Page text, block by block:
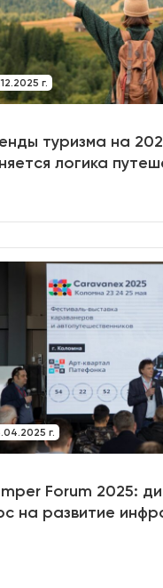
г.
туризма на
логика
г.
Forum 2025:
на развитие